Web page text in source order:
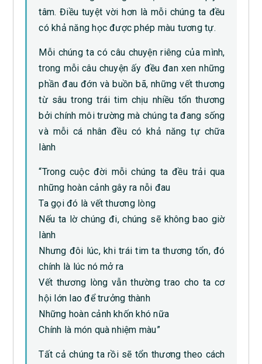
tâm. Điều tuyệt vời hơn là mỗi chúng ta đều
có khả năng học được phép màu tương tự.
Mỗi chúng ta có câu chuyện riêng của mình,
trong mỗi câu chuyện ấy đều đan xen những
phần đau đớn và buồn bã, những vết thương
từ sâu trong trái tim chịu nhiều tổn thương
bởi chính môi trường mà chúng ta đang sống
và mỗi cá nhân đều có khả năng tự chữa
lành
“Trong cuộc đời mỗi chúng ta đều trải qua
những hoàn cảnh gây ra nỗi đau
Ta gọi đó là vết thương lòng
Nếu ta lờ chúng đi, chúng sẽ không bao giờ
lành
Nhưng đôi lúc, khi trái tim ta thương tổn, đó
chính là lúc nó mở ra
Vết thương lòng vẫn thường trao cho ta cơ
hội lớn lao để trưởng thành
Những hoàn cảnh khốn khó nữa
Chính là món quà nhiệm màu”
Tất cả chúng ta rồi sẽ tổn thương theo cách